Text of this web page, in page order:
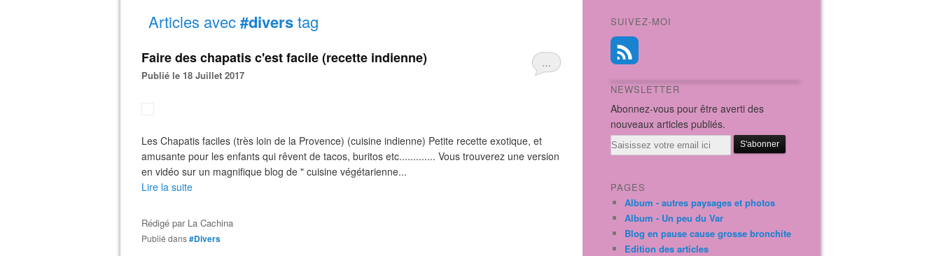
Articles avec#diverstag
…
Faire des chapatis c'est facile (recette indienne)
Publié le 18 Juillet 2017
Les Chapatis faciles (très loin de la Provence) (cuisine indienne) Petite recette exotique, et
amusante pour les enfants qui rêvent de tacos, buritos etc............. Vous trouverez une version
en vidéo sur un magnifique blog de " cuisine végétarienne...
Lire la suite
Rédigé par La Cachina
Publié dans#Divers
SUIVEZ-MOI
NEWSLETTER
Abonnez-vous pour être averti des
nouveaux articles publiés.
Email
PAGES
Album - autres paysages et photos
Album - Un peu du Var
Blog en pause cause grosse bronchite
Edition des articles